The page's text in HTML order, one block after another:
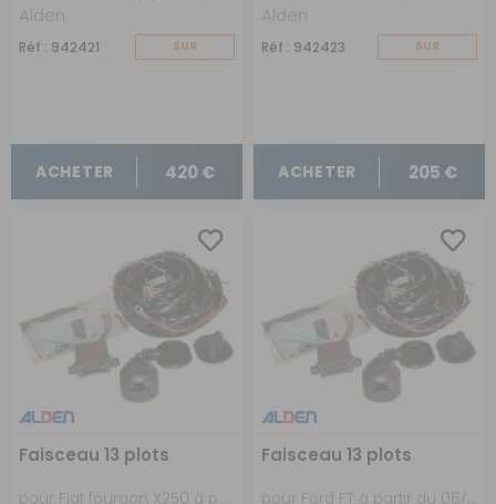
Alden
Réf : 942421
SUR
ACHETER 420 €
Alden
Réf : 942423
SUR
ACHETER 205 €
Faisceau 13 plots Faisceau 13 plots